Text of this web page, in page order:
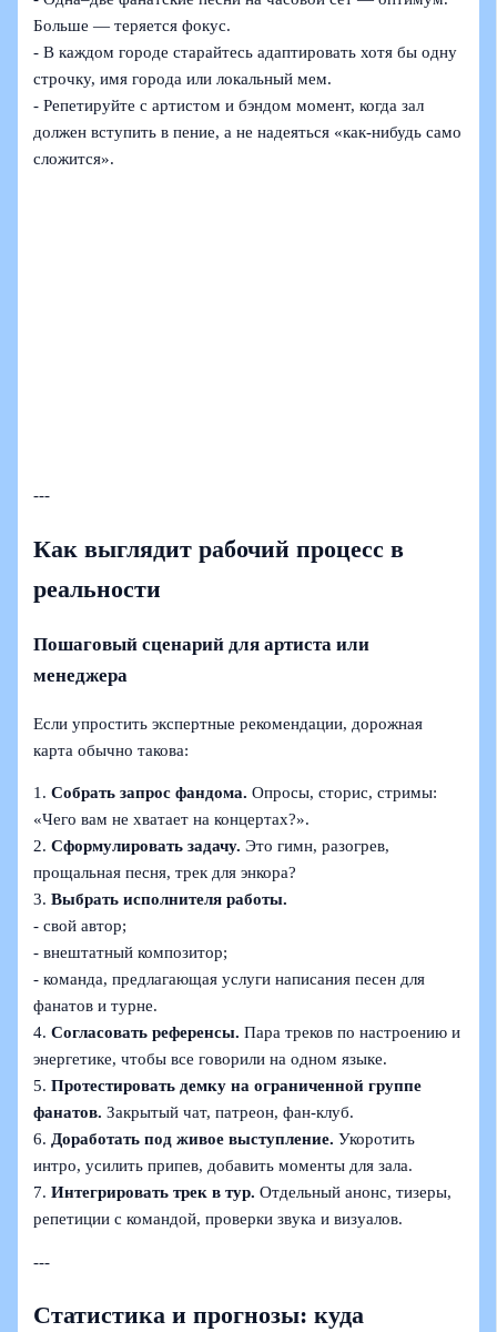
Больше — теряется фокус.
- В каждом городе старайтесь адаптировать хотя бы одну
строчку, имя города или локальный мем.
- Репетируйте с артистом и бэндом момент, когда зал
должен вступить в пение, а не надеяться «как‑нибудь само
сложится».
---
Как выглядит рабочий процесс в
реальности
Пошаговый сценарий для артиста или
менеджера
Если упростить экспертные рекомендации, дорожная
карта обычно такова:
1.Собрать запрос фандома. Опросы, сторис, стримы:
«Чего вам не хватает на концертах?».
2.Сформулировать задачу. Это гимн, разогрев,
прощальная песня, трек для энкора?
3.Выбрать исполнителя работы.
- свой автор;
- внештатный композитор;
- команда, предлагающая услуги написания песен для
фанатов и турне.
4.Согласовать референсы. Пара треков по настроению и
энергетике, чтобы все говорили на одном языке.
5.Протестировать демку на ограниченной группе
фанатов. Закрытый чат, патреон, фан‑клуб.
6.Доработать под живое выступление. Укоротить
интро, усилить припев, добавить моменты для зала.
7.Интегрировать трек в тур. Отдельный анонс, тизеры,
репетиции с командой, проверки звука и визуалов.
---
Статистика и прогнозы: куда